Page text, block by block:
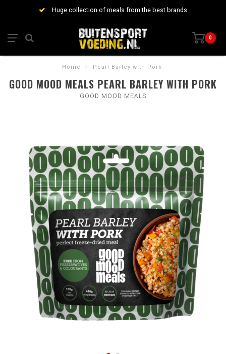
Huge collection of meals from the best brands
0
Home / Pearl Barley with Pork
GOOD MOOD MEALS PEARL BARLEY WITH PORK
GOOD MOOD MEALS